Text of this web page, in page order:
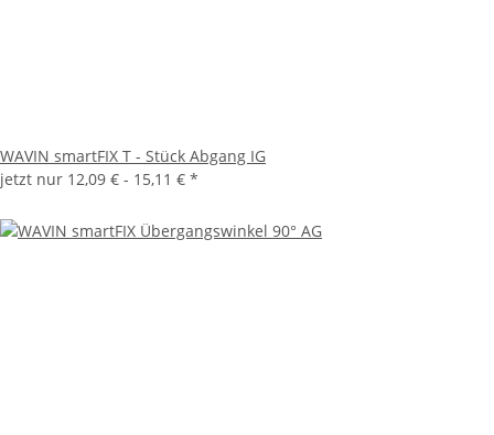
WAVIN smartFIX T - Stück Abgang IG
jetzt nur 12,09 € - 15,11 € *